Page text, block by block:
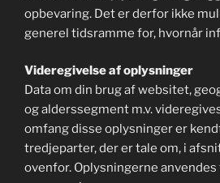
opbevaring. Det er derfor ikke
generel tidsramme for, hvornår
Videregivelse af oplysninger
Data om din brug af websitet,
og alderssegment m.v.
omfang disse oplysninger er
tredjeparter, der er tale om, i
ovenfor. Oplysningerne